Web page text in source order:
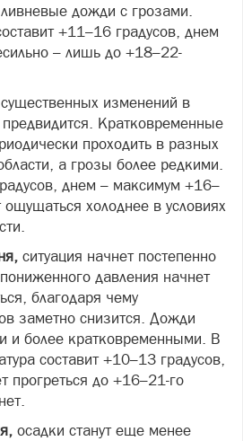
дожди с грозами.
+11–16 градусов, днем
– лишь до +18–22-
существенных изменений в
Кратковременные
проходить в разных
а грозы более редкими.
днем – максимум +16–
холоднее в условиях
ситуация начнет постепенно
давления начнет
благодаря чему
заметно снизится. Дожди
и более кратковременными. В
составит +10–13 градусов,
прогреться до +16–21-го
осадки станут еще менее